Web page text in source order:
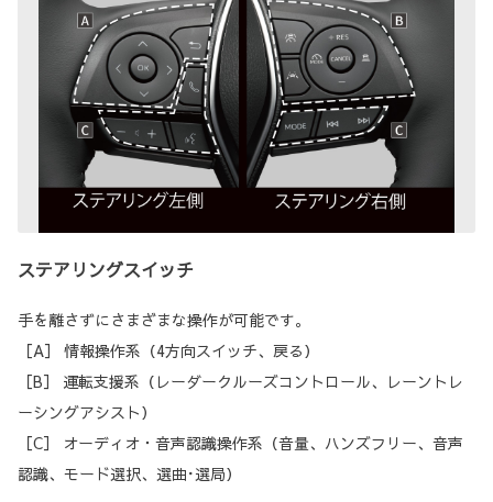
ステアリングスイッチ
手を離さずにさまざまな操作が可能です。
［A］ 情報操作系（4方向スイッチ、戻る）
［B］ 運転支援系（レーダークルーズコントロール、レーントレ
ーシングアシスト）
［C］ オーディオ・音声認識操作系（音量、ハンズフリー、音声
認識、モード選択、選曲･選局）